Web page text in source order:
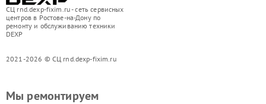
СЦ rnd.dexp-fixim.ru - сеть сервисных
центров в Ростове-на-Дону по
ремонту и обслуживанию техники
DEXP
2021-2026 © СЦ rnd.dexp-fixim.ru
Мы ремонтируем